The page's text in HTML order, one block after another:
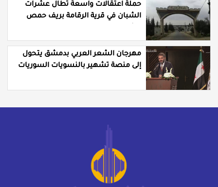
حملة اعتقالات واسعة تطال عشرات
الشبان في قرية الرقامة بريف حمص
مهرجان الشعر العربي بدمشق يتحول
إلى منصة تشهير بالنسويات السوريات